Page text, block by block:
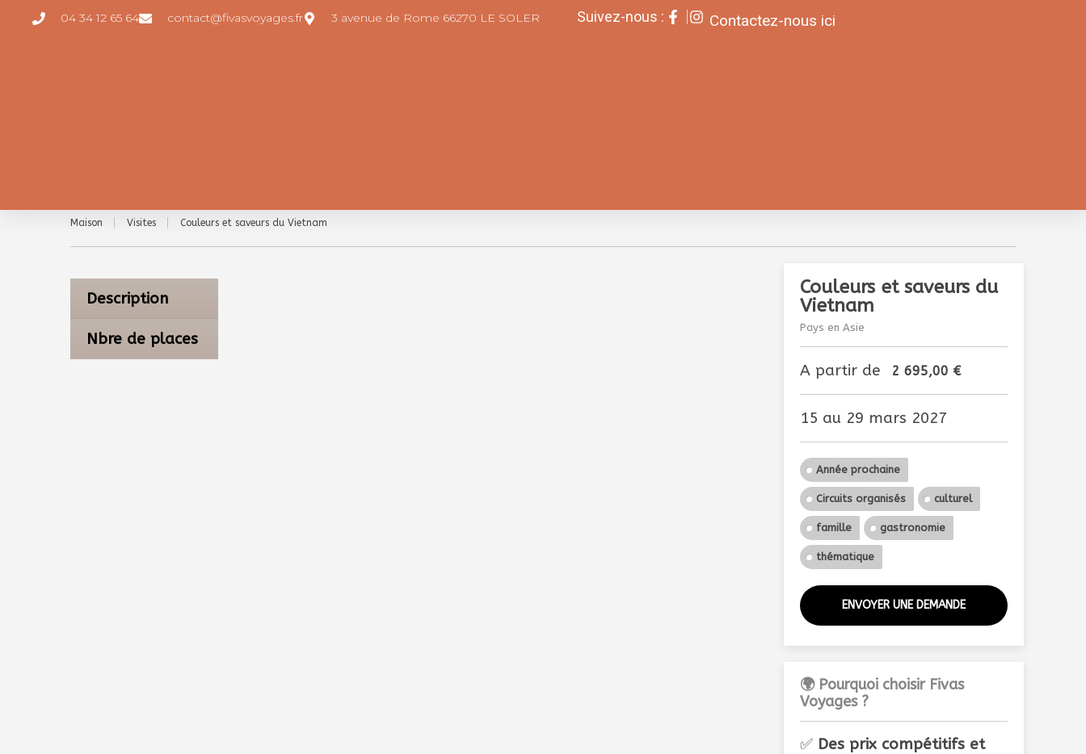
04 34 12 65 64 contact@fivasvoyages.fr 3 avenue de Rome 66270 LE SOLER Suivez-nous : Contactez-nous ici
Maison Visites Couleurs et saveurs du Vietnam
Description
Nbre de places
Couleurs et saveurs du
Vietnam
Pays en Asie
A partir de 2 695,00 €
15 au 29 mars 2027
Année prochaine
Circuits organisés culturel
famille gastronomie
thématique
ENVOYER UNE DEMANDE
🌍 Pourquoi choisir Fivas
Voyages ?
✅ Des prix compétitifs et